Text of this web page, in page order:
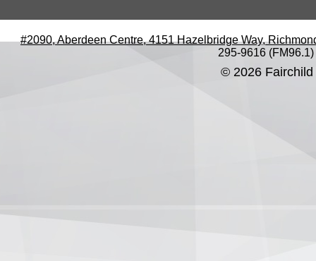
#2090, Aberdeen Centre, 4151 Hazelbridge Way,
295-9616 (FM96.1)
© 2026 Fairchild